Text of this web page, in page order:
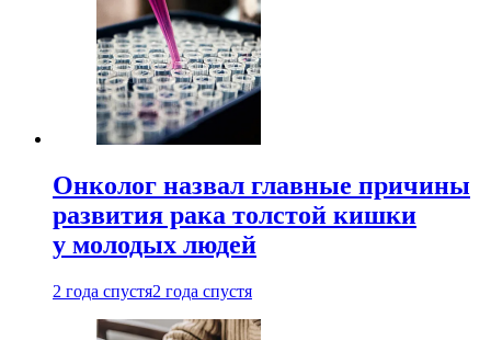
Онколог назвал главные причины
развития рака толстой кишки
у молодых людей
2 года спустя2 года спустя